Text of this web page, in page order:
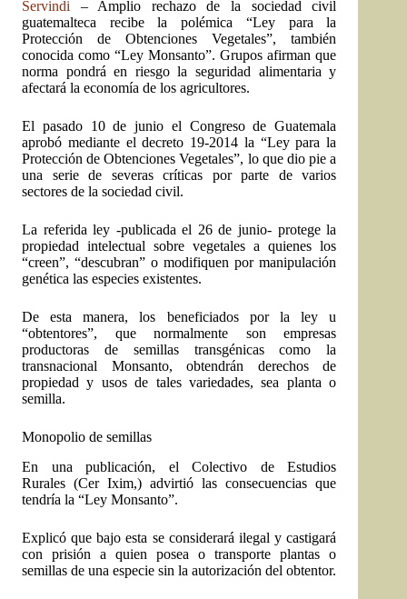
Servindi – Amplio rechazo de la sociedad civil
guatemalteca recibe la polémica “Ley para la
Protección de Obtenciones Vegetales”, también
conocida como “Ley Monsanto”. Grupos afirman que
norma pondrá en riesgo la seguridad alimentaria y
afectará la economía de los agricultores.
El pasado 10 de junio el Congreso de Guatemala
aprobó mediante eldecreto 19-2014 la “Ley para la
Protección de Obtenciones Vegetales”, lo que dio pie a
una serie de severas críticas por parte de varios
sectores de la sociedad civil.
La referida ley -publicada el 26 de junio- protege la
propiedad intelectual sobre vegetales a quienes los
“creen”, “descubran” o modifiquen por manipulación
genética las especies existentes.
De esta manera, los beneficiados por la ley u
“obtentores”, que normalmente son empresas
productoras de semillas transgénicas como la
transnacional Monsanto, obtendrán derechos de
propiedad y usos de tales variedades, sea planta o
semilla.
Monopolio de semillas
En una publicación, elColectivo de Estudios
Rurales (Cer Ixim,) advirtió las consecuencias que
tendría la “Ley Monsanto”.
Explicó que bajo esta se considerará ilegal y castigará
con prisión a quien posea o transporte plantas o
semillas de una especie sin la autorización del obtentor.